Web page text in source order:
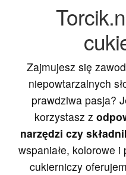
Zajmujesz się
niepowtarzalnych
prawdziwa pasja?
korzystasz z
narzędzi czy
wspaniałe, kolorowe
cukierniczy